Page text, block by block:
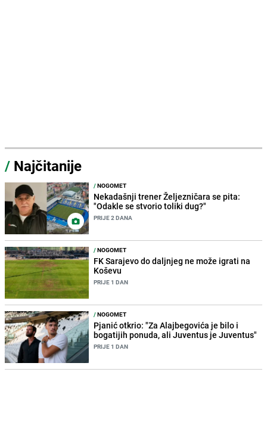
/ Najčitanije
/NOGOMET
Nekadašnji trener Željezničara se pita:
"Odakle se stvorio toliki dug?"
PRIJE 2 DANA
/NOGOMET
FK Sarajevo do daljnjeg ne može igrati na
Koševu
PRIJE 1 DAN
/NOGOMET
Pjanić otkrio: "Za Alajbegovića je bilo i
bogatijih ponuda, ali Juventus je Juventus"
PRIJE 1 DAN